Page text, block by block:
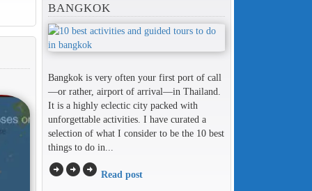
BANGKOK
Bangkok is very often your first port of call
—or rather, airport of arrival—in Thailand.
It is a highly eclectic city packed with
unforgettable activities. I have curated a
selection of what I consider to be the 10 best
things to do in...
arrow_circle_rightarrow_circle_rightarrow_circle_right Read post